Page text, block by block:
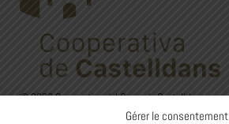
Gérer le consentement
© 2026 Cooperativa del Camp de Castelldans
C/Sant Isidre, 24. 25154 Castelldans (Lleida)